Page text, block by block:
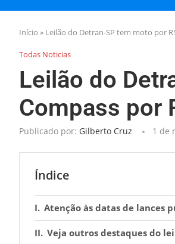
Início » Leilão do Detran-SP tem moto por
Todas Noticias
Leilão do
Compass por
Publicado por: Gilberto Cruz 1 de
Índice
Atenção às datas de lances
Veja outros destaques do